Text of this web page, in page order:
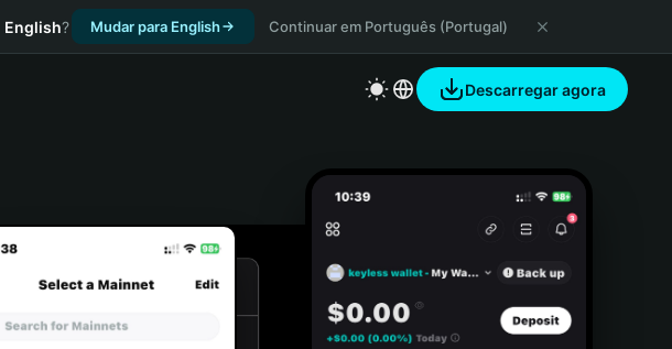
English? Mudar para English Continuar em Português (Portugal)
Descarregar agora